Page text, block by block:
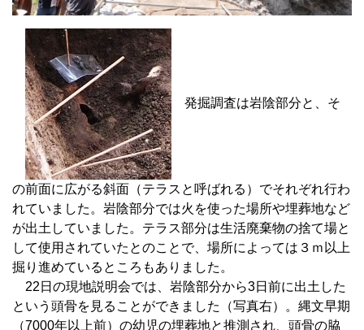
発掘調査は岩陰部分と、そ
の前面に広がる斜面（テラスと呼ばれる）でそれぞれ行わ
れていました。岩陰部分では火を使った場所や埋葬地など
が出土していました。テラス部分は生活廃棄物の捨て場と
して使用されていたとのことで、場所によっては３ｍ以上
掘り進めているところもありました。
22日の現地説明会では、岩陰部分から3日前に出土した
という頭骨を見ることができました（写真右）。縄文早期
（7000年以上前）の幼児の埋葬地と推測され、頭骨の脇